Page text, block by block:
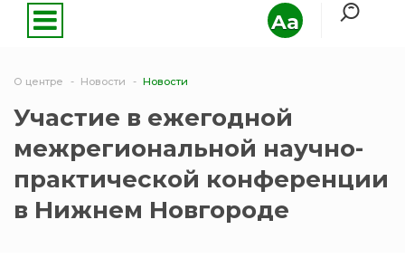
Aa
О центре Новости Новости
Участие в ежегодной
межрегиональной научно-
практической конференции
в Нижнем Новгороде